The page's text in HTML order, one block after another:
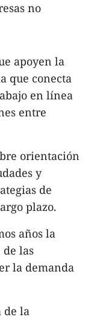
no
apoyen la
que conecta
en línea
entre
orientación
y
de
plazo.
años la
las
la demanda
de la